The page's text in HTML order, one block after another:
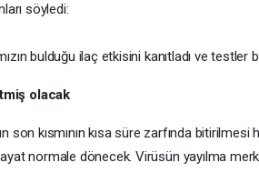
söyledi:
bulduğu ilaç etkisini kanıtladı ve testler
olacak
son kısmının kısa süre zarfında
normale dönecek. Virüsün yayılma